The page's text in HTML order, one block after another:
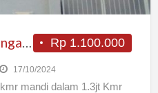
Rp 1.100.000
17/10/2024
mandi dalam 1.3jt Kmr